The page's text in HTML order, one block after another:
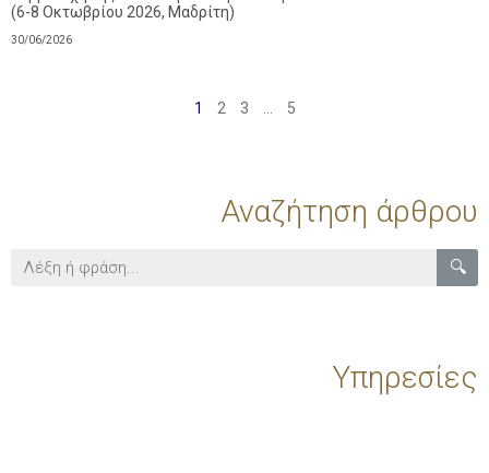
(6-8 Οκτωβρίου 2026, Μαδρίτη)
30/06/2026
1 2 3 … 5
Αναζήτηση άρθρου
🔍
Υπηρεσίες